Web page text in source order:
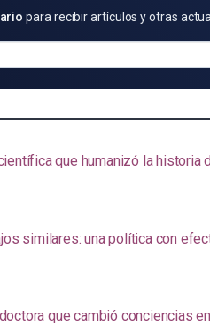
para recibir artículos y otras
que humanizó la historia
similares: una política con
que cambió conciencias